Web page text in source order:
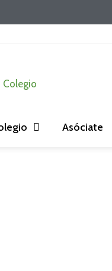
Colegio
Asóciate